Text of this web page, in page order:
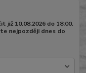
již 10.08.2026 do 18:00.
nejpozději dnes do